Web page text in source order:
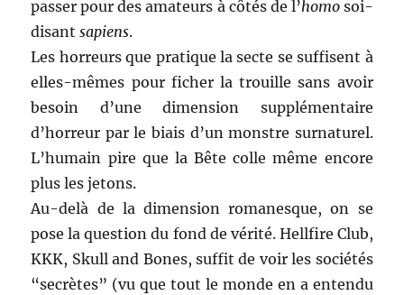
passer pour des amateurs à côtés de l’homosoi-
disantsapiens.
Les horreurs que pratique la secte se suffisent à
elles-mêmes pour ficher la trouille sans avoir
besoin d’une dimension supplémentaire
d’horreur par le biais d’un monstre surnaturel.
L’humain pire que la Bête colle même encore
plus les jetons.
Au-delà de la dimension romanesque, on se
pose la question du fond de vérité. Hellfire Club,
KKK, Skull and Bones, suffit de voir les sociétés
“secrètes” (vu que tout le monde en a entendu